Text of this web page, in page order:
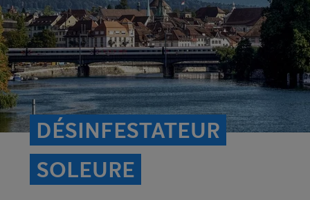
DÉSINFESTATEUR
SOLEURE